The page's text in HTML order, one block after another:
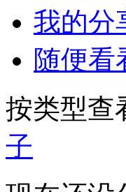
我的分
随便看
按类型查
子